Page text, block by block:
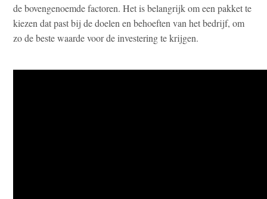
de bovengenoemde factoren. Het is belangrijk om een pakket te
kiezen dat past bij de doelen en behoeften van het bedrijf, om
zo de beste waarde voor de investering te krijgen.